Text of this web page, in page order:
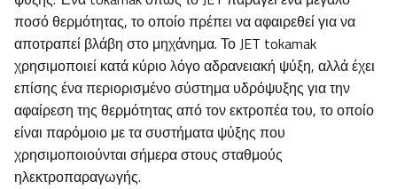
ποσό θερμότητας, το οποίο πρέπει να αφαιρεθεί για να
αποτραπεί βλάβη στο μηχάνημα. Το JET tokamak
χρησιμοποιεί κατά κύριο λόγο αδρανειακή ψύξη, αλλά έχει
επίσης ένα περιορισμένο σύστημα υδρόψυξης για την
αφαίρεση της θερμότητας από τον εκτροπέα του, το οποίο
είναι παρόμοιο με τα συστήματα ψύξης που
χρησιμοποιούνται σήμερα στους σταθμούς
ηλεκτροπαραγωγής.